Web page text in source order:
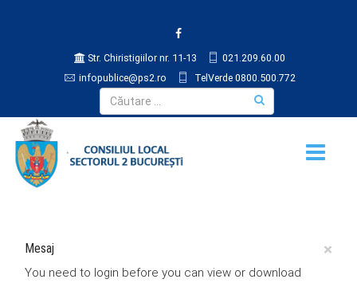
Str. Chiristigiilor nr. 11-13
021.209.60.00
infopublice@ps2.ro
TelVerde 0800.500.772
×
Mesaj
You need to login before you can view or download